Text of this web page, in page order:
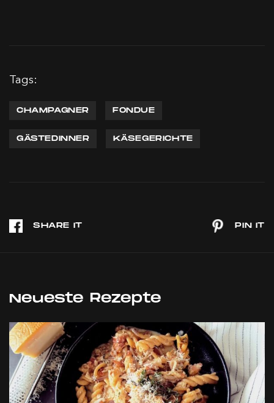
Tags:
CHAMPAGNER FONDUE
GÄSTEDINNER KÄSEGERICHTE
Neueste Rezepte